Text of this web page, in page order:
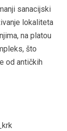
sanacijski
lokaliteta
na platou
što
od antičkih